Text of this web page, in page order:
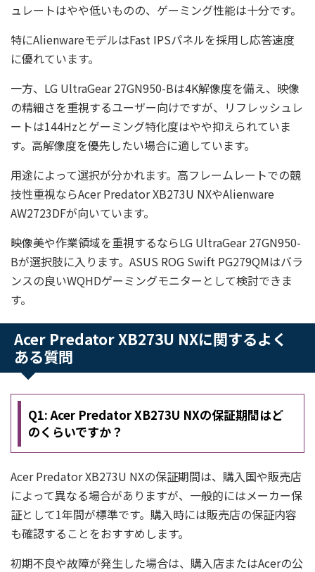
ュレートはやや低いものの、ゲーミング性能は十分です。
特にAlienwareモデルはFast IPSパネルを採用し応答速度
に優れています。
一方、LG UltraGear 27GN950-Bは4K解像度を備え、映像
の精細さを重視するユーザー向けですが、リフレッシュレ
ートは144Hzとゲーミング特化度はやや抑えられていま
す。高解像度を優先したい場合に適しています。
用途によって選択が分かれます。高フレームレートでの競
技性重視ならAcer Predator XB273U NXやAlienware
AW2723DFが向いています。
映像美や作業領域を重視するならLG UltraGear 27GN950-
Bが選択肢に入ります。ASUS ROG Swift PG279QMはバラ
ンスの良いWQHDゲーミングモニターとして検討できま
す。
Acer Predator XB273U NXに関するよく
ある質問
Q1: Acer Predator XB273U NXの保証期間はど
のくらいですか？
Acer Predator XB273U NXの保証期間は、購入国や販売店
によって異なる場合がありますが、一般的にはメーカー保
証として1年間が標準です。購入時には販売店の保証内容
も確認することをおすすめします。
初期不良や故障が発生した場合は、購入店またはAcerの公